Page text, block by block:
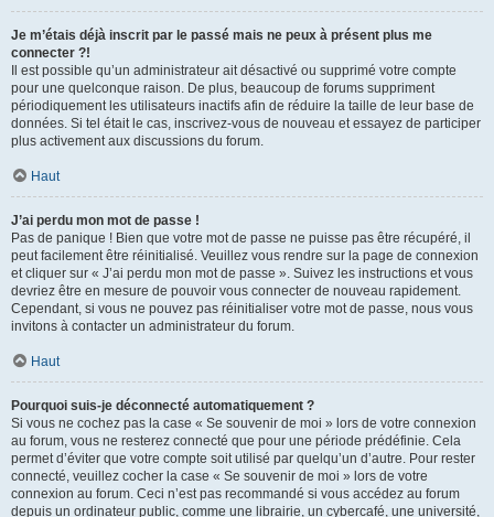
Je m’étais déjà inscrit par le passé mais ne peux à présent plus me
connecter ?!
Il est possible qu’un administrateur ait désactivé ou supprimé votre compte
pour une quelconque raison. De plus, beaucoup de forums suppriment
périodiquement les utilisateurs inactifs afin de réduire la taille de leur base de
données. Si tel était le cas, inscrivez-vous de nouveau et essayez de participer
plus activement aux discussions du forum.
Haut
J’ai perdu mon mot de passe !
Pas de panique ! Bien que votre mot de passe ne puisse pas être récupéré, il
peut facilement être réinitialisé. Veuillez vous rendre sur la page de connexion
et cliquer sur « J’ai perdu mon mot de passe ». Suivez les instructions et vous
devriez être en mesure de pouvoir vous connecter de nouveau rapidement.
Cependant, si vous ne pouvez pas réinitialiser votre mot de passe, nous vous
invitons à contacter un administrateur du forum.
Haut
Pourquoi suis-je déconnecté automatiquement ?
Si vous ne cochez pas la case « Se souvenir de moi » lors de votre connexion
au forum, vous ne resterez connecté que pour une période prédéfinie. Cela
permet d’éviter que votre compte soit utilisé par quelqu’un d’autre. Pour rester
connecté, veuillez cocher la case « Se souvenir de moi » lors de votre
connexion au forum. Ceci n’est pas recommandé si vous accédez au forum
depuis un ordinateur public, comme une librairie, un cybercafé, une université,